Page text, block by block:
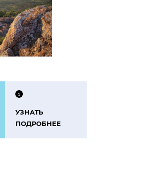
УЗНАТЬ
ПОДРОБНЕЕ